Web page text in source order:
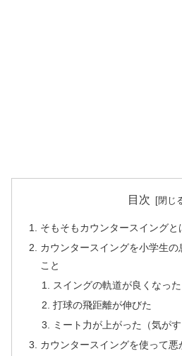
目次
そもそもカウンタースイングと
カウンタースイングを小学生の
こと
スイングの軌道が良くなった
打球の飛距離が伸びた
ミート力が上がった（気がす
カウンタースイングを使って悪